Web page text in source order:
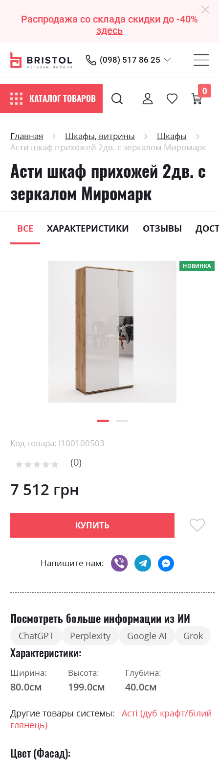
Распродажа со склада скидки до -40%
здесь
(098) 517 86 25
КАТАЛОГ ТОВАРОВ
0
Главная Шкафы, витрины
Шкафы
Асти шкаф прихожей 2дв. с зеркалом Миромарк
Асти шкаф прихожей 2дв. с
зеркалом Миромарк
ВСЕ ХАРАКТЕРИСТИКИ ОТЗЫВЫ
НОВИНКА
Skip
the
of
the
gallery
Код товара: l100100503
Рейтинг: 0
7 512 грн
КУПИТЬ
Напишите нам:
Посмотреть больше информации из ИИ
ChatGPT Perplexity Google AI Grok
Характеристики
Ширина:
80.0см
Высота:
199.0см
Глубина:
40.0см
Другие товары системы:
Асті (дуб крафт/білий
глянець)
Цвет (Фасад):